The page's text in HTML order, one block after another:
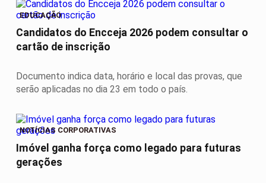
EDUCAÇÃO
Candidatos do Encceja 2026 podem consultar o
cartão de inscrição
Documento indica data, horário e local das provas, que
serão aplicadas no dia 23 em todo o país.
NOTÍCIAS CORPORATIVAS
Imóvel ganha força como legado para futuras
gerações